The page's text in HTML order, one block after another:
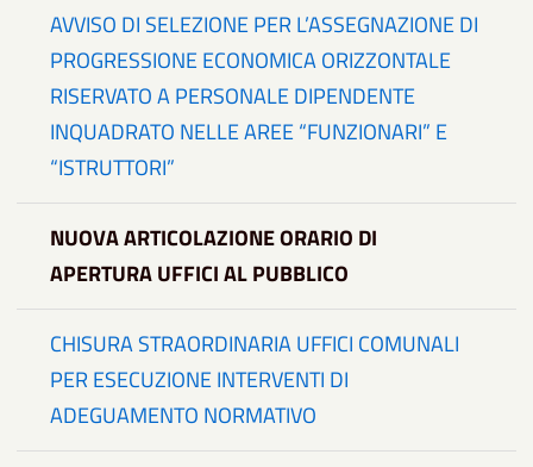
AVVISO DI SELEZIONE PER L’ASSEGNAZIONE DI
PROGRESSIONE ECONOMICA ORIZZONTALE
RISERVATO A PERSONALE DIPENDENTE
INQUADRATO NELLE AREE “FUNZIONARI” E
“ISTRUTTORI”
NUOVA ARTICOLAZIONE ORARIO DI
APERTURA UFFICI AL PUBBLICO
CHISURA STRAORDINARIA UFFICI COMUNALI
PER ESECUZIONE INTERVENTI DI
ADEGUAMENTO NORMATIVO